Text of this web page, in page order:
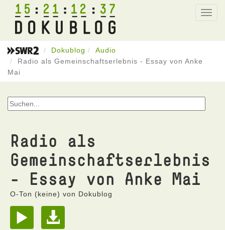
15 21 12 37
Dokublog
Audio
Radio als Gemeinschaftserlebnis - Essay von Anke
Mai
Radio als
Gemeinschaftserlebnis
- Essay von Anke Mai
O-Ton (keine) von Dokublog